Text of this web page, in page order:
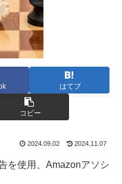
はてブ
コピー
2024.09.02 2024.11.07
を使用、Amazonアソシ